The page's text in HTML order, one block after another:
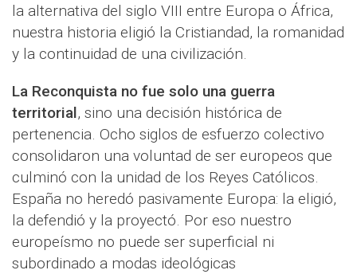
la alternativa del siglo VIII entre Europa o África,
nuestra historia eligió la Cristiandad, la romanidad
y la continuidad de una civilización.
La Reconquista no fue solo una guerra
territorial, sino una decisión histórica de
pertenencia. Ocho siglos de esfuerzo colectivo
consolidaron una voluntad de ser europeos que
culminó con la unidad de los Reyes Católicos.
España no heredó pasivamente Europa: la eligió,
la defendió y la proyectó. Por eso nuestro
europeísmo no puede ser superficial ni
subordinado a modas ideológicas